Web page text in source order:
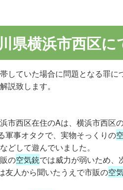
県横浜市西区
していた場合に問題となる罪
説致します。
市西区在住のAは、横浜市西区
軍事オタクで、実物そっくりの
どして遊んでいました。
の空気銃では威力が弱いため、
友人から聞いたうえで市販の空